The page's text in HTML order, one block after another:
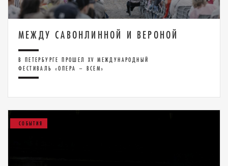
МЕЖДУ САВОНЛИННОЙ И ВЕРОНОЙ
В ПЕТЕРБУРГЕ ПРОШЕЛ XV МЕЖДУНАРОДНЫЙ
ФЕСТИВАЛЬ «ОПЕРА – ВСЕМ»
СОБЫТИЯ